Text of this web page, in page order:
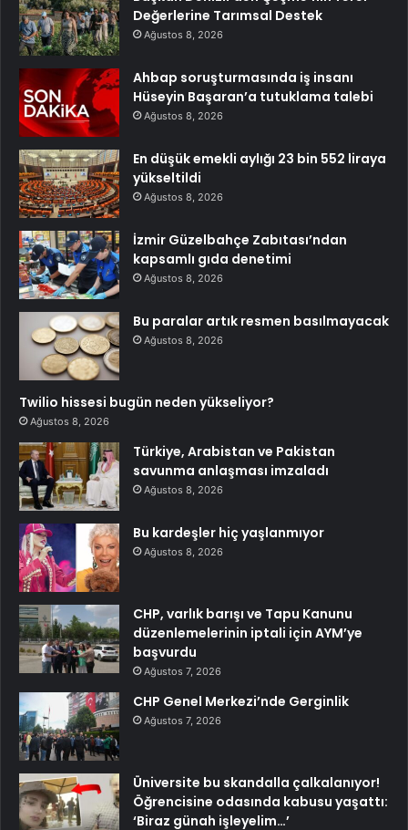
Değerlerine Tarımsal Destek
Ağustos 8, 2026
Ahbap soruşturmasında iş insanı
Hüseyin Başaran’a tutuklama talebi
Ağustos 8, 2026
En düşük emekli aylığı 23 bin 552 liraya
yükseltildi
Ağustos 8, 2026
İzmir Güzelbahçe Zabıtası’ndan
kapsamlı gıda denetimi
Ağustos 8, 2026
Bu paralar artık resmen basılmayacak
Ağustos 8, 2026
Twilio hissesi bugün neden yükseliyor?
Ağustos 8, 2026
Türkiye, Arabistan ve Pakistan
savunma anlaşması imzaladı
Ağustos 8, 2026
Bu kardeşler hiç yaşlanmıyor
Ağustos 8, 2026
CHP, varlık barışı ve Tapu Kanunu
düzenlemelerinin iptali için AYM’ye
başvurdu
Ağustos 7, 2026
CHP Genel Merkezi’nde Gerginlik
Ağustos 7, 2026
Üniversite bu skandalla çalkalanıyor!
Öğrencisine odasında kabusu yaşattı:
‘Biraz günah işleyelim…’